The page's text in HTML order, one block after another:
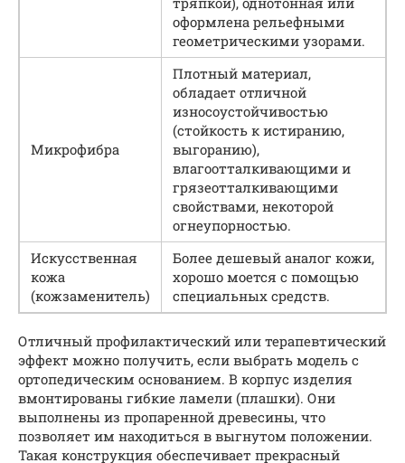
оформлена рельефными
геометрическими узорами.
Микрофибра
Плотный материал,
обладает отличной
износоустойчивостью
(стойкость к истиранию,
выгоранию),
влагоотталкивающими и
грязеотталкивающими
свойствами, некоторой
огнеупорностью.
Искусственная
кожа
(кожзаменитель)
Более дешевый аналог кожи,
хорошо моется с помощью
специальных средств.
Отличный профилактический или терапевтический
эффект можно получить, если выбрать модель с
ортопедическим основанием. В корпус изделия
вмонтированы гибкие ламели (плашки). Они
выполнены из пропаренной древесины, что
позволяет им находиться в выгнутом положении.
Такая конструкция обеспечивает прекрасный